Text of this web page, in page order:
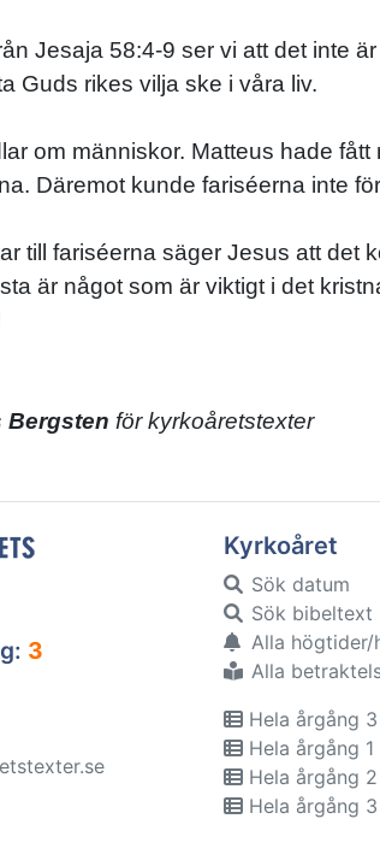
Jesaja 58:4-9 ser vi att det inte
Guds rikes vilja ske i våra liv.
om människor. Matteus hade
Däremot kunde fariséerna inte
till fariséerna säger Jesus att det
är något som är viktigt i det
Bergsten för kyrkoåretstexter
3
Kyrkoåret
Sök datum
Sök bibeltext
Alla högtider/
Alla
Hela årgång
Hela årgång
Hela årgång
Hela årgång